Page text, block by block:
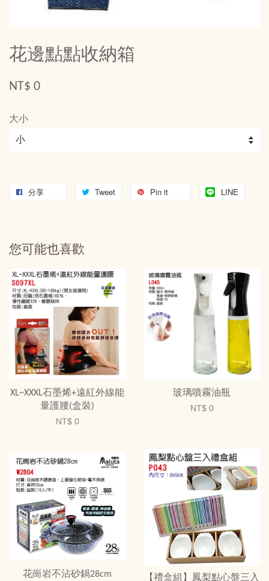
花邊點點收納箱
NT$ 0
大小
分享 Tweet Pin it LINE
您可能也喜歡
XL~XXXL石墨烯+遠紅外線能
量護腰(盒裝)
NT$ 0
玻璃噴霧油瓶
NT$ 0
花崗岩不沾砂鍋28cm 【禮盒組】鳳梨點心盤三入